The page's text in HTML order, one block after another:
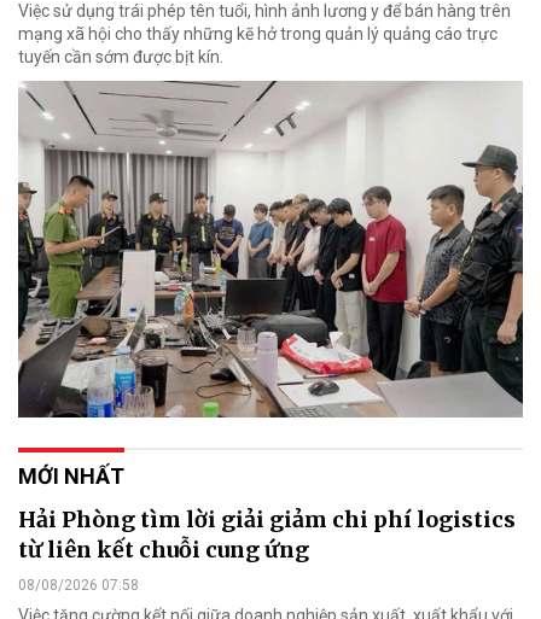
Việc sử dụng trái phép tên tuổi, hình ảnh lương y để bán hàng trên
mạng xã hội cho thấy những kẽ hở trong quản lý quảng cáo trực
tuyến cần sớm được bịt kín.
MỚI NHẤT
Hải Phòng tìm lời giải giảm chi phí logistics
từ liên kết chuỗi cung ứng
08/08/2026 07:58
Việc tăng cường kết nối giữa doanh nghiệp sản xuất, xuất khẩu với